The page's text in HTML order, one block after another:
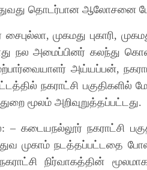
தொடர்பான ஆலோசனை
,முகமது புகாரி,
நல அமைப்பினர் கலந்து
அய்யப்பன்,
நகராட்சி பகுதிகளில்
மூலம் அறிவுறுத்தப்பட்டது.
: – கடையநல்லூர் நகராட்சி
முகாம் நடத்தப்பட்டதை
நகராட்சி நிர்வாகத்தின்